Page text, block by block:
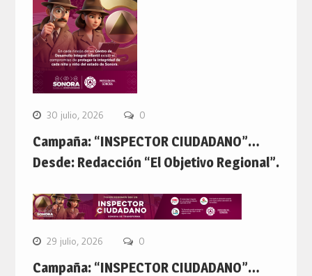
30 julio, 2026 0
Campaña: “INSPECTOR CIUDADANO”…
Desde: Redacción “El Objetivo Regional”.
29 julio, 2026 0
Campaña: “INSPECTOR CIUDADANO”…